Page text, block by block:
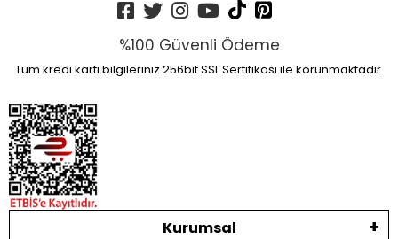
%100 Güvenli Ödeme
Tüm kredi kartı bilgileriniz 256bit SSL Sertifikası ile korunmaktadır.
Kurumsal